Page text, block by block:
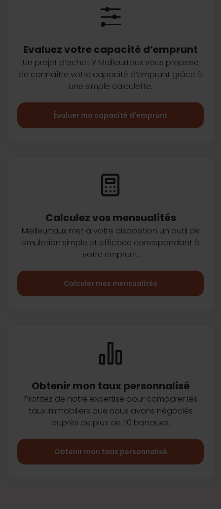
Evaluez votre capacité d’emprunt
Un projet d’achat ? Meilleurtaux vous propose
de connaître votre capacité d’emprunt grâce à
une simple calculette.
Évaluer ma capacité d'emprunt
Calculez vos mensualités
Meilleurtaux met à votre disposition un outil de
simulation simple et efficace correspondant à
votre emprunt.
Calculer mes mensualités
Obtenir mon taux personnalisé
Profitez de notre expertise pour comparer les
taux immobiliers que nous avons négociés
auprès de plus de 110 banques.
Obtenir mon taux personnalisé